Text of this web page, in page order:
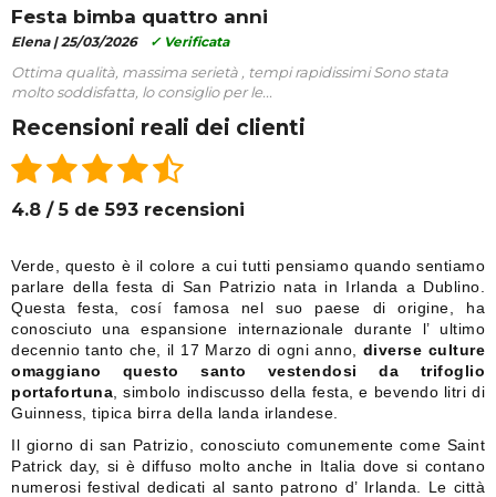
Festa bimba quattro anni
Elena |25/03/2026 ✓ Verificata
Ottima qualità, massima serietà , tempi rapidissimi Sono stata
molto soddisfatta, lo consiglio per le...
Recensioni reali dei clienti
4.8 / 5 de 593 recensioni
Verde, questo è il colore a cui tutti pensiamo quando sentiamo
parlare della festa di San Patrizio nata in Irlanda a Dublino.
Questa festa, cosí famosa nel suo paese di origine, ha
conosciuto una espansione internazionale durante l’ ultimo
decennio tanto che, il 17 Marzo di ogni anno,
diverse culture
omaggiano questo santo vestendosi da trifoglio
portafortuna , simbolo indiscusso della festa, e bevendo litri di
Guinness, tipica birra della landa irlandese.
Il giorno di san Patrizio, conosciuto comunemente come Saint
Patrick day, si è diffuso molto anche in Italia dove si contano
numerosi festival dedicati al santo patrono d’ Irlanda. Le città